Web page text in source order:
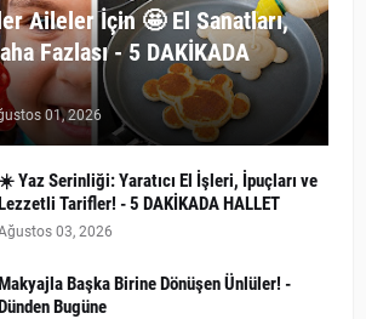
Aileler İçin 🤩 El Sanatları,
Fazlası - 5 DAKİKADA
01, 2026
☀️ Yaz Serinliği: Yaratıcı El İşleri, İpuçları ve
Tarifler! - 5 DAKİKADA HALLET
03, 2026
Başka Birine Dönüşen Ünlüler! -
Bugüne